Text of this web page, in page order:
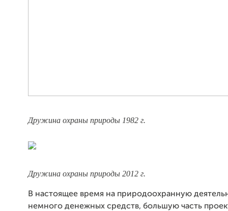
Дружина охраны природы 1982 г.
Дружина охраны природы 2012 г.
В настоящее время на природоохранную
немного денежных средств, большую часть